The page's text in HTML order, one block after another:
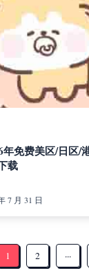
年免费美区/日区/
载
7 月 31 日
1 2 ···